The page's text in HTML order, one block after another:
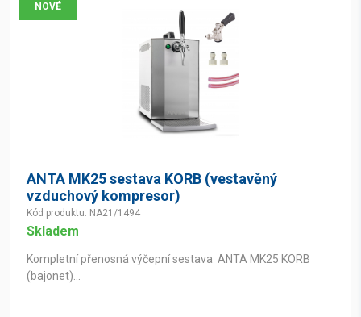
NOVÉ
ANTA MK25 sestava KORB (vestavěný
vzduchový kompresor)
Kód produktu: NA21/1494
Skladem
Kompletní přenosná výčepní sestava ANTA MK25 KORB
(bajonet)...